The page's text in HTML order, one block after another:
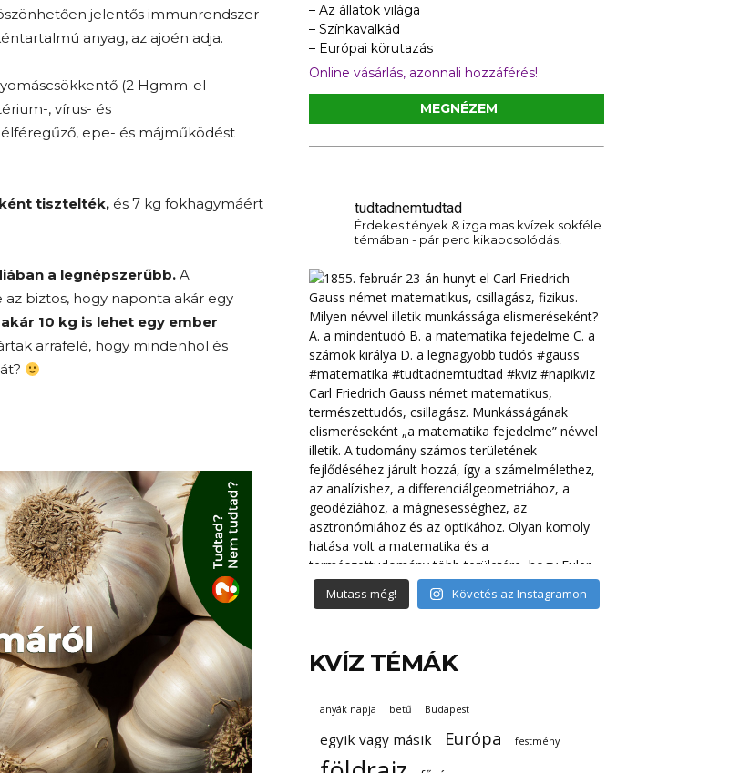
jelentős immunrendszer-
anyag, az ajoén adja.
(2 Hgmm-el
, vírus- és
epe- és májműködést
tisztelték, és 7 kg fokhagymáért
a legnépszerűbb. A
biztos, hogy naponta akár egy
10 kg is lehet egy ember
arrafelé, hogy mindenhol és
– Az állatok világa
– Színkavalkád
– Európai körutazás
Online vásárlás, azonnali hozzáférés!
MEGNÉZEM
tudtadnemtudtad
Érdekes tények & izgalmas kvízek sokféle
témában - pár perc kikapcsolódás!
Mutass még! Követés az Instagramon
KVÍZ TÉMÁK
anyák napja betű Budapest
egyik vagy másik Európa festmény